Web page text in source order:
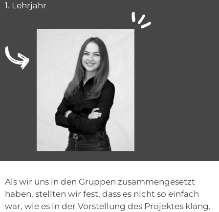
Als wir uns in den Gruppen zusammengesetzt
haben, stellten wir fest, dass es nicht so einfach
war, wie es in der Vorstellung des Projektes klang.
1. Lehrjahr